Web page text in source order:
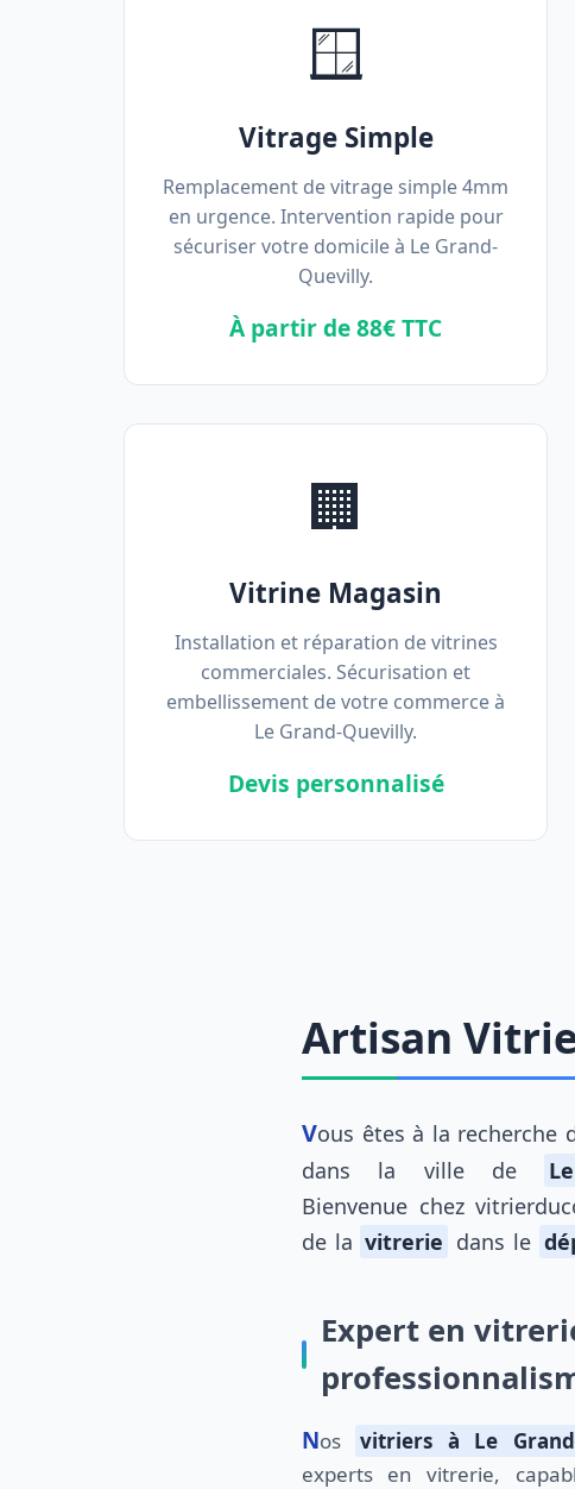
🪟
Vitrage Simple
Remplacement de vitrage simple 4mm
en urgence. Intervention rapide pour
sécuriser votre domicile à Le Grand-
Quevilly.
À partir de 88€ TTC
🏢
Vitrine Magasin
Installation et réparation de vitrines
commerciales. Sécurisation et
embellissement de votre commerce à
Le Grand-Quevilly.
Devis personnalisé
Artisan
Vous êtes à la recherche
dans la ville de
Bienvenue chez
de la vitrerie dans le
Expert en
Nos vitriers à Le
experts en vitrerie,